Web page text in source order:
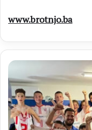
www.brotnjo.ba
HERCEGOVINA
CUP
2025
Više
od
1500